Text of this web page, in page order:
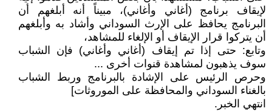
لإيقاف برنامج (أغاني وأغاني)، مبيناً أنه أبلغهم أن
البرنامج يحافظ على الإرث السوداني وأشاد به وأبلغهم
أن يتركوا قرار الإيقاف أو الإلغاء للمشاهد،
وتابع: حتى إذا تم إيقاف (أغاني وأغاني) فإن الشباب
سوف يذهبون لمشاهدة قنوات أخرى ...
وحرص الرئيس على الإشادة بالبرنامج وربط الشباب
بالغناء السوداني والمحافظة على الموروثات]
انتهي الخبر.